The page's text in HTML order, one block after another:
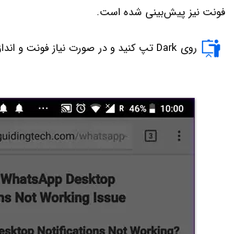
فونت نیز پیش‌بینی شده است.
روی Dark تپ کنید و در صورت نیاز فونت و اندازه‌ی آن را تغییر دهید.